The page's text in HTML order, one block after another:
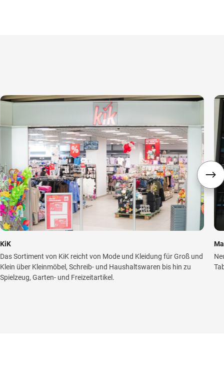
KiK
Das Sortiment von KiK reicht von Mode und Kleidung für Groß und
Klein über Kleinmöbel, Schreib- und Haushaltswaren bis hin zu
Spielzeug, Garten- und Freizeitartikel.